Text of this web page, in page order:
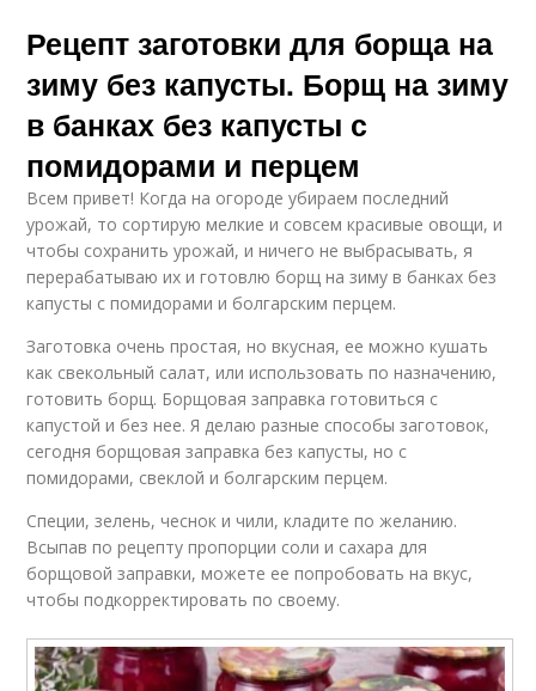
Рецепт заготовки для борща на
зиму без капусты. Борщ на зиму
в банках без капусты с
помидорами и перцем
Всем привет! Когда на огороде убираем последний
урожай, то сортирую мелкие и совсем красивые овощи, и
чтобы сохранить урожай, и ничего не выбрасывать, я
перерабатываю их и готовлю борщ на зиму в банках без
капусты с помидорами и болгарским перцем.
Заготовка очень простая, но вкусная, ее можно кушать
как свекольный салат, или использовать по назначению,
готовить борщ. Борщовая заправка готовиться с
капустой и без нее. Я делаю разные способы заготовок,
сегодня борщовая заправка без капусты, но с
помидорами, свеклой и болгарским перцем.
Специи, зелень, чеснок и чили, кладите по желанию.
Всыпав по рецепту пропорции соли и сахара для
борщовой заправки, можете ее попробовать на вкус,
чтобы подкорректировать по своему.